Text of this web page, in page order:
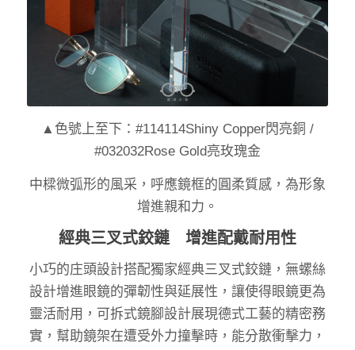
▲色號上至下：#114114Shiny Copper閃亮銅 /
#032032Rose Gold亮玫瑰金
中樑微弧形的風采，呼應鏡框的圓柔質感，為形象
增進親和力。
經典三叉式鉸鏈 增進配戴耐用性
小巧的庄頭設計搭配獨家經典三叉式鉸鏈，無螺絲
設計增進眼鏡的彈韌性與延展性，讓使得眼鏡更為
靈活耐用，可拆式鏡腳設計展現德式工藝的精密務
實，幫助鏡架在遭受外力撞擊時，能分散衝擊力，